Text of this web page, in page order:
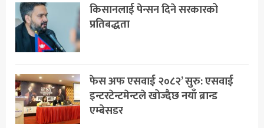
किसानलाई पेन्सन दिने सरकारको
प्रतिबद्धता
फेस अफ एसवाई २०८२’ सुरु: एसवाई
इन्टरटेन्टमेन्टले खोज्दैछ नयाँ ब्रान्ड
एम्बेसडर